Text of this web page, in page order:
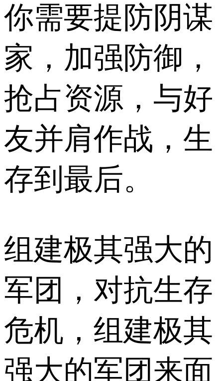
你需要提防阴谋
家，加强防御，
抢占资源，与好
友并肩作战，生
存到最后。
组建极其强大的
军团，对抗生存
危机，组建极其
强大的军团来面